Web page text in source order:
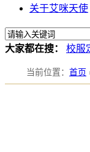
关于艾咪天使
大家都在搜： 校服
当前位置 ： 首页